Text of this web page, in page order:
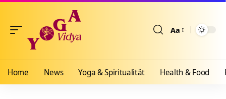
Aa
Home News Yoga & Spiritualität Health & Food